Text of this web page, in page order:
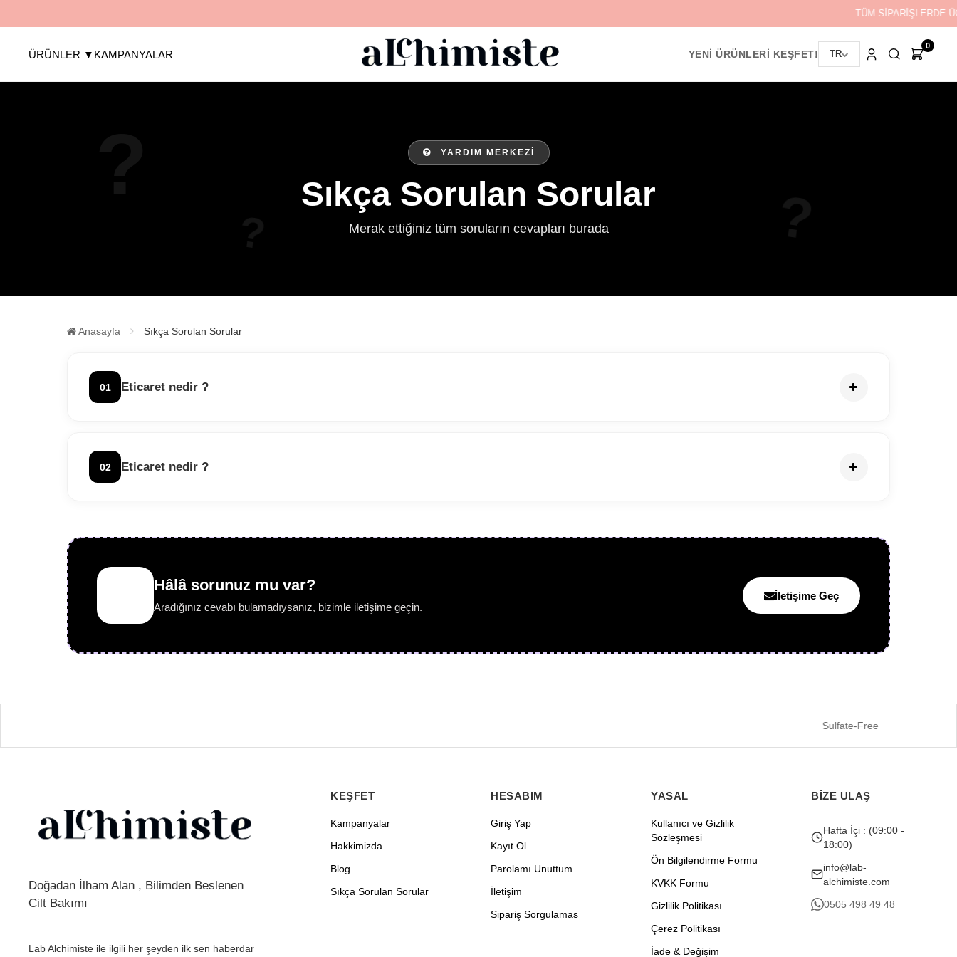
TÜM SİPARİŞLERDE
ÜRÜNLER ▼ KAMPANYALAR YENİ ÜRÜNLERİ KEŞFET! TR
0
YARDIM MERKEZİ
Sıkça Sorulan Sorular
Merak ettiğiniz tüm soruların cevapları burada
Anasayfa Sıkça Sorulan Sorular
01 Eticaret nedir ?
02 Eticaret nedir ?
Hâlâ sorunuz mu var?
Aradığınız cevabı bulamadıysanız, bizimle iletişime geçin.
İletişime Geç
Sulfate-Free
Doğadan İlham Alan , Bilimden Beslenen
Cilt Bakımı
Lab Alchimiste ile ilgili her şeyden ilk sen haberdar
KEŞFET
Kampanyalar
Hakkimizda
Blog
Sıkça Sorulan Sorular
HESABIM
Giriş Yap
Kayıt Ol
Parolamı Unuttum
İletişim
Sipariş Sorgulamas
YASAL
Kullanıcı ve Gizlilik
Sözleşmesi
Ön Bilgilendirme Formu
KVKK Formu
Gizlilik Politikası
Çerez Politikası
İade & Değişim
BİZE ULAŞ
Hafta İçi : (09:00 -
18:00)
info@lab-
alchimiste.com
0505 498 49 48